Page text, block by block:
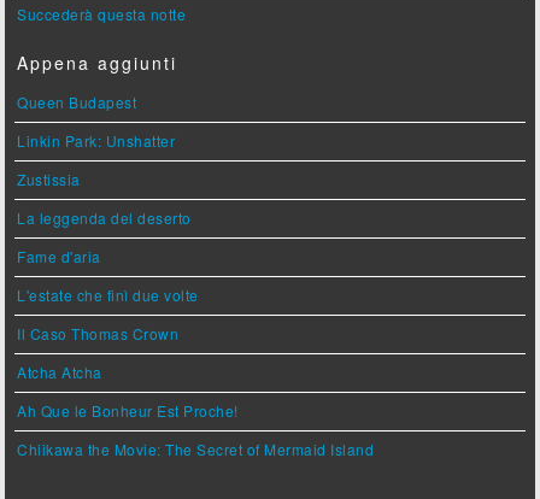
Succederà questa notte
Appena aggiunti
Queen Budapest
Linkin Park: Unshatter
Zustissia
La leggenda del deserto
Fame d'aria
L'estate che finì due volte
Il Caso Thomas Crown
Atcha Atcha
Ah Que le Bonheur Est Proche!
Chiikawa the Movie: The Secret of Mermaid Island